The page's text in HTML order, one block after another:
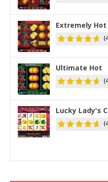
Extremely Hot
Ultimate Hot
Lucky Lady's